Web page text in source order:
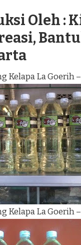
Oleh :
Kelapa La Goerih –
Kelapa La Goerih